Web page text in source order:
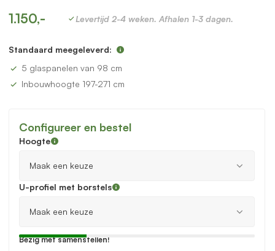
1.150,- Levertijd 2-4 weken. Afhalen 1-3 dagen.
Standaard meegeleverd:
5 glaspanelen van 98 cm
Inbouwhoogte 197-271 cm
Configureer en bestel
Hoogte
U-profiel met borstels
Bezig met samenstellen!